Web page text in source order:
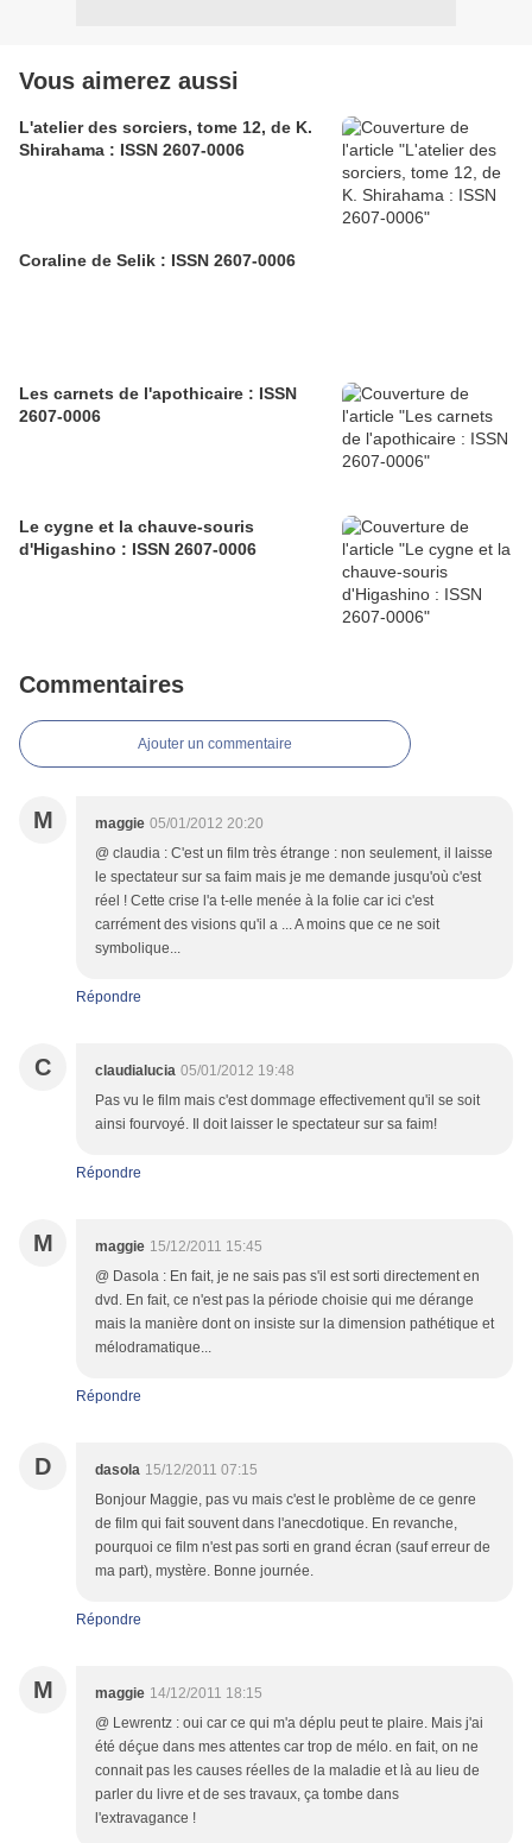
Vous aimerez aussi
L'atelier des sorciers, tome 12, de K.
Shirahama : ISSN 2607-0006
Coraline de Selik : ISSN 2607-0006
Les carnets de l'apothicaire : ISSN
2607-0006
Le cygne et la chauve-souris
d'Higashino : ISSN 2607-0006
Commentaires
Ajouter un commentaire
M maggie 05/01/2012 20:20
@ claudia : C'est un film très étrange : non seulement, il laisse
le spectateur sur sa faim mais je me demande jusqu'où c'est
réel ! Cette crise l'a t-elle menée à la folie car ici c'est
carrément des visions qu'il a ... A moins que ce ne soit
symbolique...
Répondre
C claudialucia 05/01/2012 19:48
Pas vu le film mais c'est dommage effectivement qu'il se soit
ainsi fourvoyé. Il doit laisser le spectateur sur sa faim!
Répondre
M maggie 15/12/2011 15:45
@ Dasola : En fait, je ne sais pas s'il est sorti directement en
dvd. En fait, ce n'est pas la période choisie qui me dérange
mais la manière dont on insiste sur la dimension pathétique et
mélodramatique...
Répondre
D dasola 15/12/2011 07:15
Bonjour Maggie, pas vu mais c'est le problème de ce genre
de film qui fait souvent dans l'anecdotique. En revanche,
pourquoi ce film n'est pas sorti en grand écran (sauf erreur de
ma part), mystère. Bonne journée.
Répondre
M maggie 14/12/2011 18:15
@ Lewrentz : oui car ce qui m'a déplu peut te plaire. Mais j'ai
été déçue dans mes attentes car trop de mélo. en fait, on ne
connait pas les causes réelles de la maladie et là au lieu de
parler du livre et de ses travaux, ça tombe dans
l'extravagance !